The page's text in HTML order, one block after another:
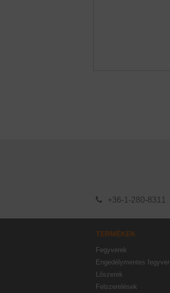
+36-1-280-8311
TERMÉKEK
Fegyverek
Engedélymentes fegyver
Lőszerek
Felszerelések